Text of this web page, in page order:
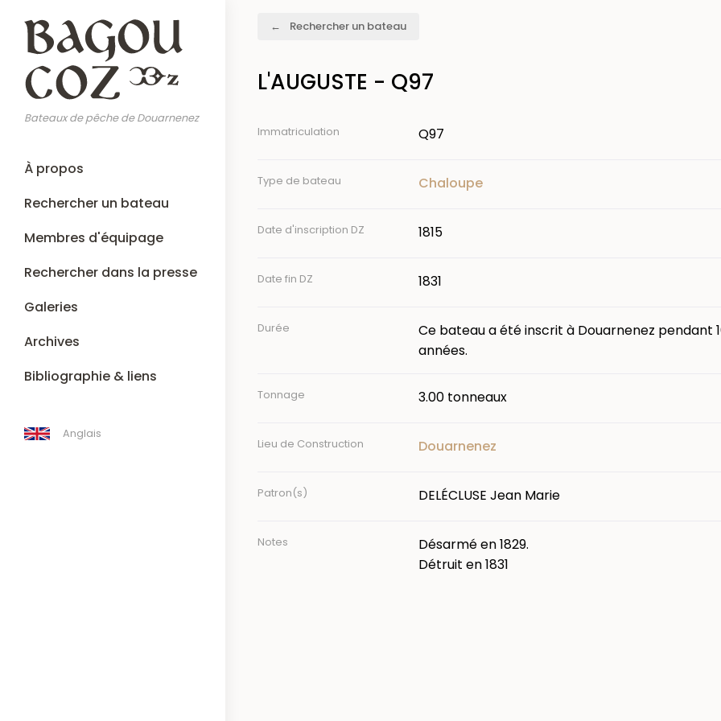
contenu
principal
Bateaux de pêche de Douarnenez
Main
navigation
À propos
Rechercher un bateau
Membres d'équipage
Rechercher dans la presse
Galeries
Archives
Bibliographie & liens
Anglais
Rechercher un bateau
L'AUGUSTE - Q97
Immatriculation Q97
Type de bateau Chaloupe
Date d'inscription DZ 1815
Date fin DZ 1831
Durée
Ce bateau a été inscrit à Douarnenez pendant
années.
Tonnage 3.00 tonneaux
Lieu de Construction Douarnenez
Patron(s) DELÉCLUSE Jean Marie
Notes
Désarmé en 1829.
Détruit en 1831